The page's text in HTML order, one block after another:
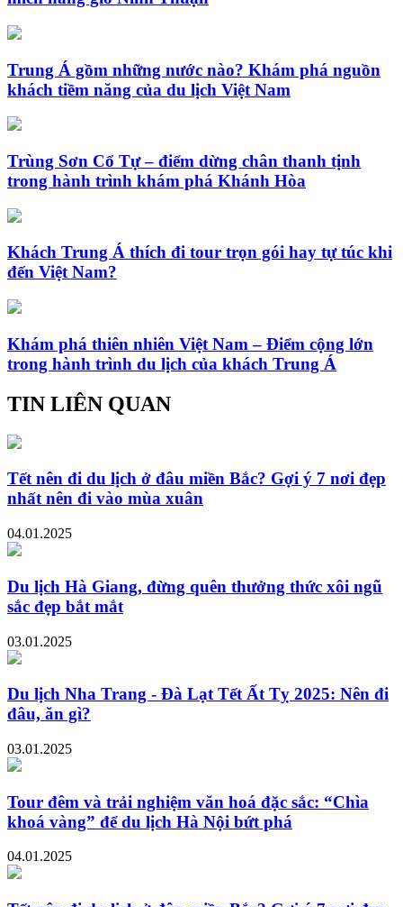
Trung Á gồm những nước nào? Khám phá nguồn
khách tiềm năng của du lịch Việt Nam
Trùng Sơn Cổ Tự – điểm dừng chân thanh tịnh
trong hành trình khám phá Khánh Hòa
Khách Trung Á thích đi tour trọn gói hay tự túc khi
đến Việt Nam?
Khám phá thiên nhiên Việt Nam – Điểm cộng lớn
trong hành trình du lịch của khách Trung Á
TIN LIÊN QUAN
Tết nên đi du lịch ở đâu miền Bắc? Gợi ý 7 nơi đẹp
nhất nên đi vào mùa xuân
04.01.2025
Du lịch Hà Giang, đừng quên thưởng thức xôi ngũ
sắc đẹp bắt mắt
03.01.2025
Du lịch Nha Trang - Đà Lạt Tết Ất Tỵ 2025: Nên đi
đâu, ăn gì?
03.01.2025
Tour đêm và trải nghiệm văn hoá đặc sắc: “Chìa
khoá vàng” để du lịch Hà Nội bứt phá
04.01.2025